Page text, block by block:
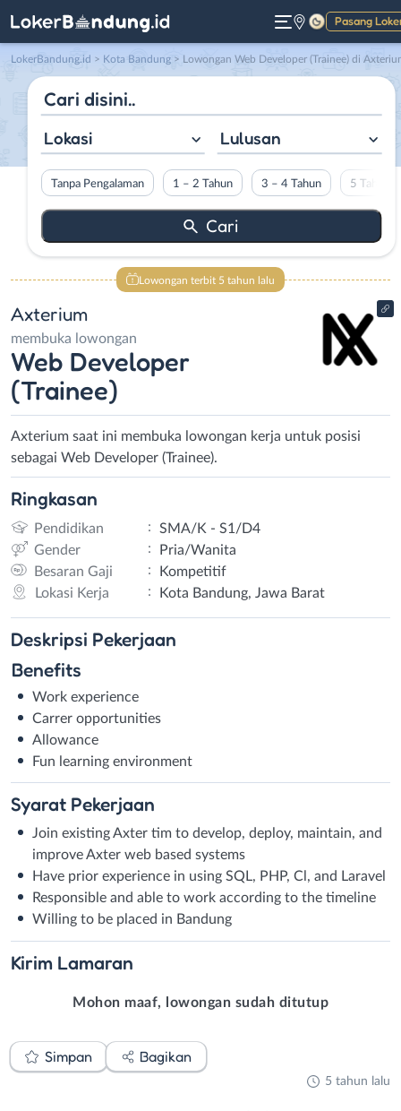
Pasang
Gelap
LokerBandung.id > Kota Bandung > Lowongan Web Developer (Trainee) di
Lokasi Lulusan
Tanpa Pengalaman 1 – 2 Tahun 3 – 4 Tahun 5 Tahun
Lowongan terbit 5 tahun lalu
Axterium
membuka lowongan
Web Developer
(Trainee)
Axterium saat ini membuka lowongan kerja untuk posisi
sebagai Web Developer (Trainee).
Ringkasan
Pendidikan :
SMA/K - S1/D4
Gender
:
Pria/Wanita
Besaran Gaji
:
Kompetitif
Lokasi Kerja
: Kota Bandung, Jawa Barat
Deskripsi Pekerjaan
Benefits
Work experience
Carrer opportunities
Allowance
Fun learning environment
Syarat Pekerjaan
Join existing Axter tim to develop, deploy, maintain, and
improve Axter web based systems
Have prior experience in using SQL, PHP, Cl, and Laravel
Responsible and able to work according to the timeline
Willing to be placed in Bandung
Kirim Lamaran
Mohon maaf, lowongan sudah ditutup
Simpan Bagikan
5 tahun lalu